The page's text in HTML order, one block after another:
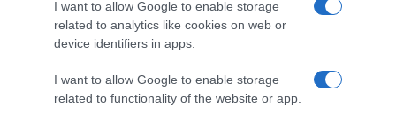
I want to allow Google to enable storage
related to analytics like cookies on web or
device identifiers in apps.
I want to allow Google to enable storage
related to functionality of the website or app.
Csökkenti a vérnyomást, és védi a szívet